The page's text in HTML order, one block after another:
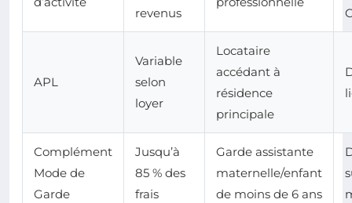
revenus
APL
Variable
selon
loyer
Locataire
accédant à
résidence
principale
Complément
Mode de
Garde
Jusqu’à
85 % des
frais
Garde assistante
maternelle/enfant
de moins de 6 ans